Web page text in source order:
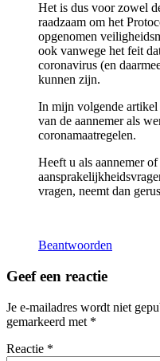
Het is dus voor zowel
raadzaam om het
opgenomen
ook vanwege het feit
coronavirus (en
kunnen zijn.
In mijn volgende
van de aannemer als
coronamaatregelen.
Heeft u als aannemer
vragen, neemt dan
Beantwoorden
Geef een reactie
Je e-mailadres wordt niet
gemarkeerd met *
Reactie *